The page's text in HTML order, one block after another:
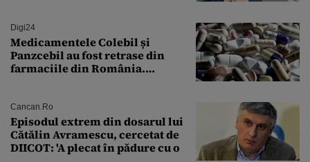
Digi24
Medicamentele Colebil și
Panzcebil au fost retrase din
farmaciile din România.
Cancan.ro
Episodul extrem din dosarul lui
Cătălin Avramescu, cercetat de
DIICOT: 'A plecat în pădure cu o